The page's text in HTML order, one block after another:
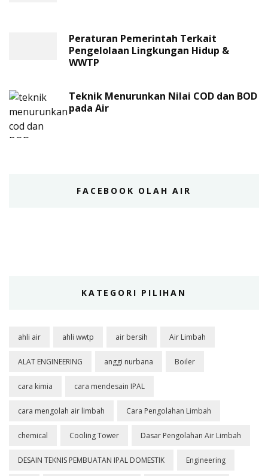
Peraturan Pemerintah Terkait
Pengelolaan Lingkungan Hidup &
WWTP
Teknik Menurunkan Nilai COD dan BOD
pada Air
FACEBOOK OLAH AIR
KATEGORI PILIHAN
ahli air ahli wwtp air bersih Air Limbah
ALAT ENGINEERING anggi nurbana Boiler
cara kimia cara mendesain IPAL
cara mengolah air limbah Cara Pengolahan Limbah
chemical Cooling Tower Dasar Pengolahan Air Limbah
DESAIN TEKNIS PEMBUATAN IPAL DOMESTIK Engineering